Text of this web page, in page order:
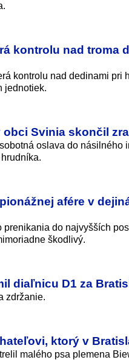
kontrolu nad troma
kontrolu nad dedinami
jednotiek.
Svinia skončil
oslava do násilného
afére v
do najvyšších
škodlivý.
diaľnicu D1 za
zdržanie.
ktorý v
malého psa plemena